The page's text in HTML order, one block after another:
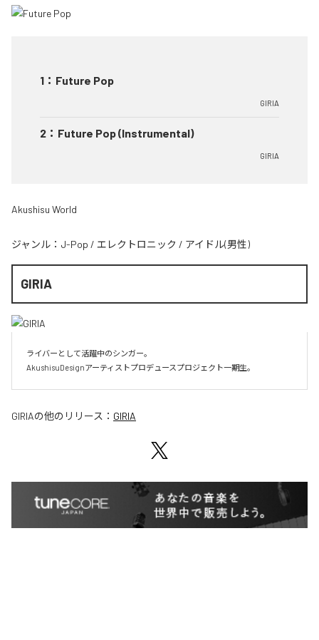
1 ： Future Pop
GIRIA
2 ： Future Pop (Instrumental)
GIRIA
Akushisu World
ジャンル： J-Pop / エレクトロニック / アイドル(男性)
GIRIA
ライバーとして活躍中のシンガー。
AkushisuDesignアーティストプロデュースプロジェクト一期生。
GIRIAの他のリリース： GIRIA